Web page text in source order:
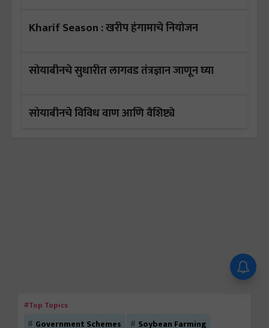
Kharif Season : खरीप हंगामाचे नियोजन
सोयाबीनचे सुधारीत लागवड तंत्रज्ञान जाणून घ्या
सोयाबीनचे विविध वाण आणि वैशिष्ट्ये
#Top Topics
Government Schemes Soybean Farming